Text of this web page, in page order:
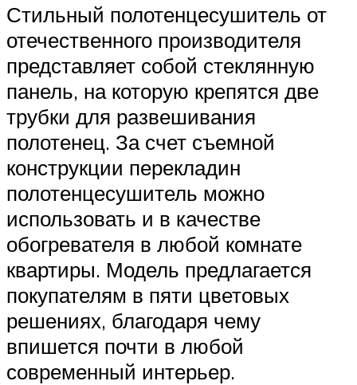
Стильный полотенцесушитель от
отечественного производителя
представляет собой стеклянную
панель, на которую крепятся две
трубки для развешивания
полотенец. За счет съемной
конструкции перекладин
полотенцесушитель можно
использовать и в качестве
обогревателя в любой комнате
квартиры. Модель предлагается
покупателям в пяти цветовых
решениях, благодаря чему
впишется почти в любой
современный интерьер.